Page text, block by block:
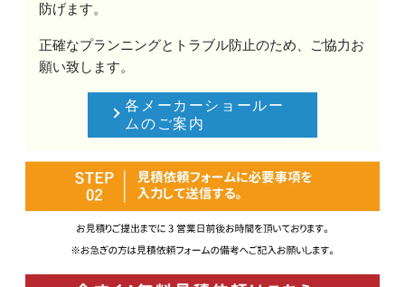
防げます。
正確なプランニングとトラブル防止のため、ご協力お
願い致します。
各メーカーショールー
ムのご案内